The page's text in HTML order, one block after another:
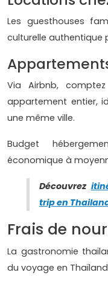
Les guesthouses
culturelle authentique
Via Airbnb,
appartement entier,
une même ville.
Budget
économique à
Découvrez
trip en
Frais de
La gastronomie
du voyage en